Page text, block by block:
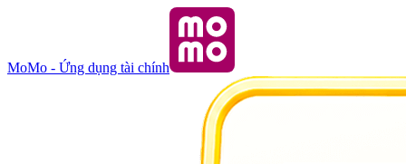
MoMo - Ứng dụng tài chính